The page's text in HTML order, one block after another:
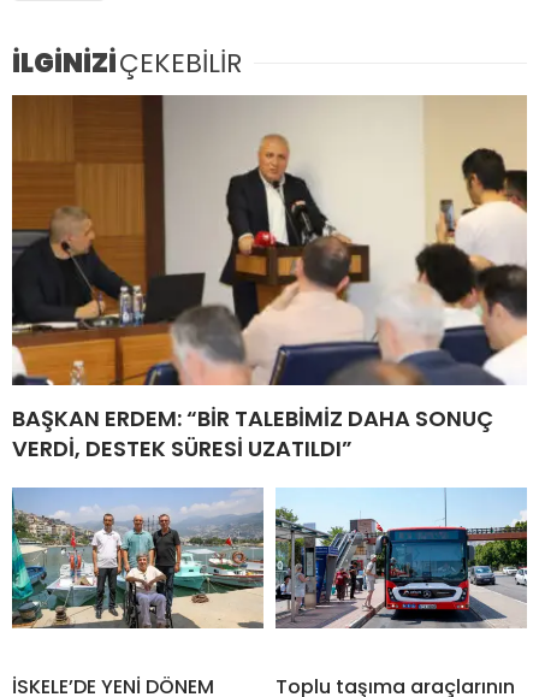
İLGİNİZİÇEKEBİLİR
BAŞKAN ERDEM: “BİR TALEBİMİZ DAHA SONUÇ
VERDİ, DESTEK SÜRESİ UZATILDI”
İSKELE’DE YENİ DÖNEM Toplu taşıma araçlarının